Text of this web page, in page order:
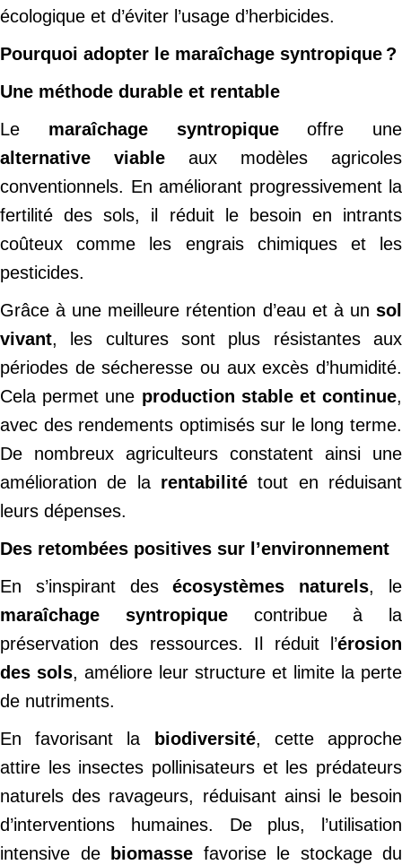
écologique et d’éviter l’usage d’herbicides.
Pourquoi adopter le maraîchage syntropique ?
Une méthode durable et rentable
Le maraîchage syntropiqueoffre une
alternative viable aux modèles agricoles
conventionnels. En améliorant progressivement la
fertilité des sols, il réduit le besoin en intrants
coûteux comme les engrais chimiques et les
pesticides.
Grâce à une meilleure rétention d’eau et à un sol
vivant, les cultures sont plus résistantes aux
périodes de sécheresse ou aux excès d’humidité.
Cela permet une production stable et continue,
avec des rendements optimisés sur le long terme.
De nombreux agriculteurs constatent ainsi une
amélioration de la rentabilité tout en réduisant
leurs dépenses.
Des retombées positives sur l’environnement
En s’inspirant desécosystèmes naturels, le
maraîchage syntropiquecontribue à la
préservation des ressources. Il réduit l’érosion
des sols, améliore leur structure et limite la perte
de nutriments.
En favorisant la
biodiversité, cette approche
attire les insectes pollinisateurs et les prédateurs
naturels des ravageurs, réduisant ainsi le besoin
d’interventions humaines. De plus, l’utilisation
intensive de
biomasse favorise le stockage du